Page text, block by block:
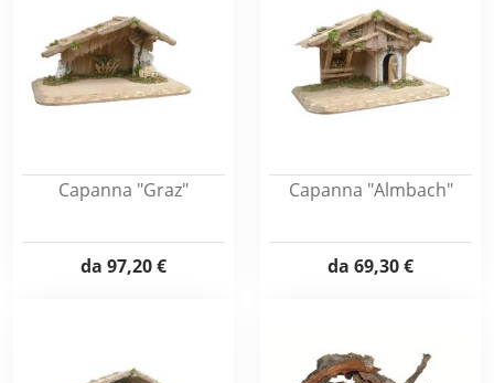
Capanna "Graz"
da 97,20 €
Capanna "Almbach"
da 69,30 €